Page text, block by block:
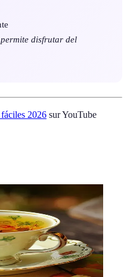
disfrutar del
fáciles 2026 sur YouTube